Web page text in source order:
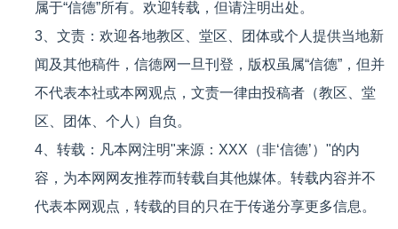
属于“信德”所有。欢迎转载，但请注明出处。
3、文责：欢迎各地教区、堂区、团体或个人提供当地新
闻及其他稿件，信德网一旦刊登，版权虽属“信德”，但并
不代表本社或本网观点，文责一律由投稿者（教区、堂
区、团体、个人）自负。
4、转载：凡本网注明"来源：XXX（非‘信德’）"的内
容，为本网网友推荐而转载自其他媒体。转载内容并不
代表本网观点，转载的目的只在于传递分享更多信息。